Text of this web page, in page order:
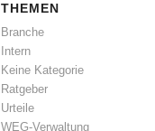
THEMEN
Branche
Intern
Keine Kategorie
Ratgeber
Urteile
WEG-Verwaltung